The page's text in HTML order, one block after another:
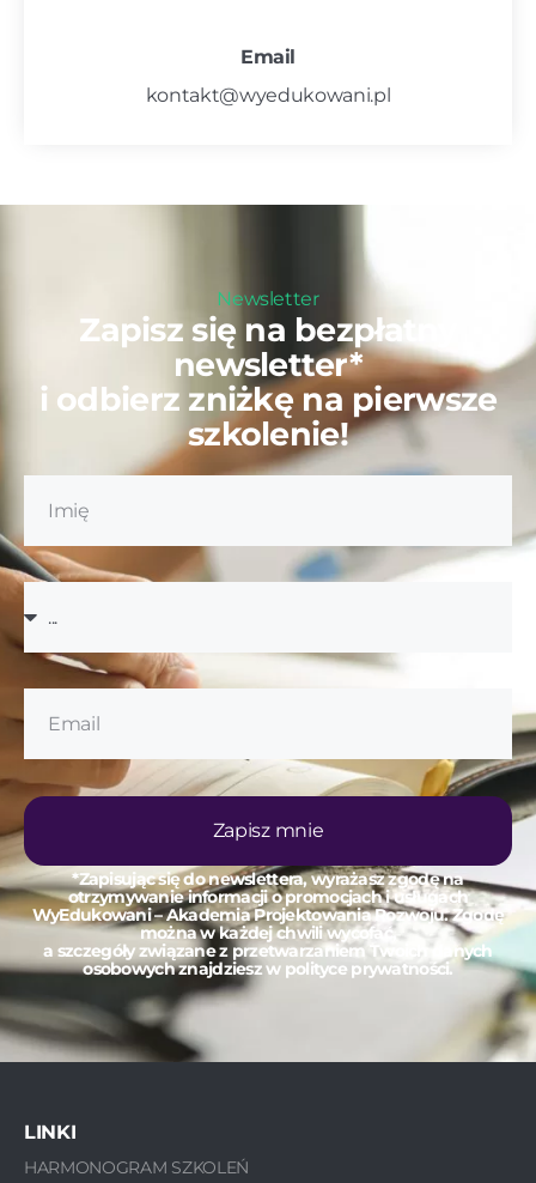
Email
kontakt@wyedukowani.pl
Newsletter
Zapisz się na bezpłatny
newsletter*
i odbierz zniżkę na pierwsze
szkolenie!
Zapisz mnie
*Zapisując się do newslettera, wyrażasz zgodę na
otrzymywanie informacji o promocjach i usługach
WyEdukowani – Akademia Projektowania Rozwoju. Zgodę
można w każdej chwili wycofać,
a szczegóły związane z przetwarzaniem Twoich danych
osobowych znajdziesz w polityce prywatności.
LINKI
HARMONOGRAM SZKOLEŃ